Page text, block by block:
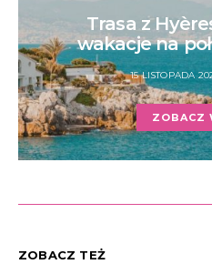
Trasa z
wakacje na
15 LISTOPADA
ZOBACZ
ZOBACZ TEŻ